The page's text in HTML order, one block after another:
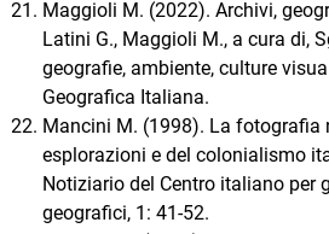
Maggioli M. (2022). Archivi,
Latini G., Maggioli M., a cura di,
geografie, ambiente, culture
Geografica Italiana.
Mancini M. (1998). La fotografia
esplorazioni e del colonialismo
Notiziario del Centro italiano per
geografici, 1: 41-52.